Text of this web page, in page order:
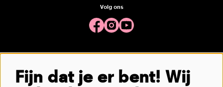
Volg ons
Meld je aan voor de nieuwsbrief
Fijn dat je er bent! Wij